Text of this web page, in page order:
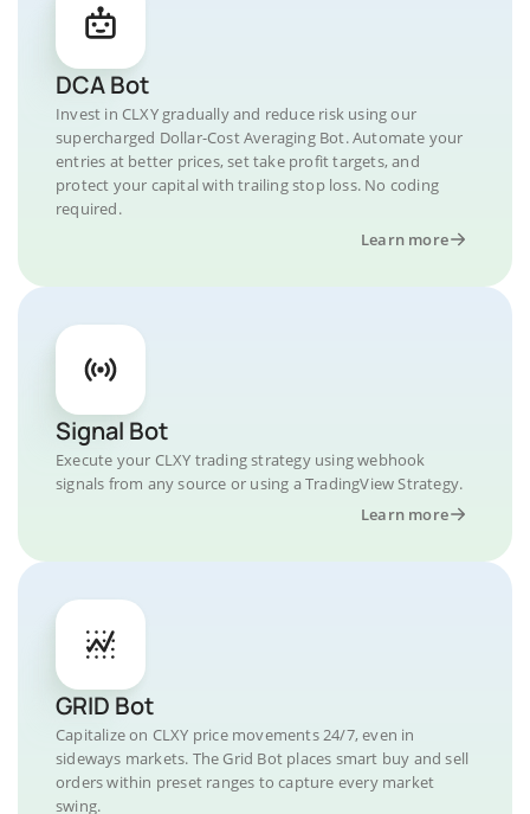
DCA Bot
Invest in CLXY gradually and reduce risk using our
supercharged Dollar-Cost Averaging Bot. Automate your
entries at better prices, set take profit targets, and
protect your capital with trailing stop loss. No coding
required.
Learn more
Signal Bot
Execute your CLXY trading strategy using webhook
signals from any source or using a TradingView Strategy.
Learn more
GRID Bot
Capitalize on CLXY price movements 24/7, even in
sideways markets. The Grid Bot places smart buy and sell
orders within preset ranges to capture every market
swing.